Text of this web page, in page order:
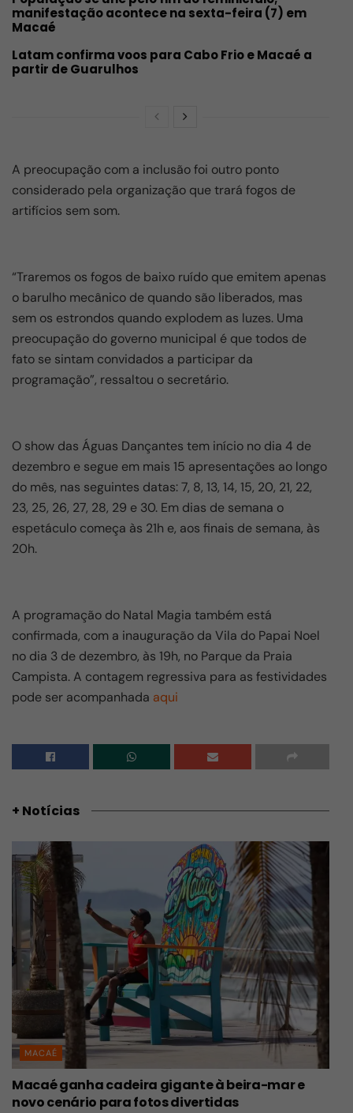
manifestação acontece na sexta-feira (7) em
Macaé
Latam confirma voos para Cabo Frio e Macaé a
partir de Guarulhos
A preocupação com a inclusão foi outro ponto
considerado pela organização que trará fogos de
artifícios sem som.
“Traremos os fogos de baixo ruído que emitem apenas
o barulho mecânico de quando são liberados, mas
sem os estrondos quando explodem as luzes. Uma
preocupação do governo municipal é que todos de
fato se sintam convidados a participar da
programação”, ressaltou o secretário.
O show das Águas Dançantes tem início no dia 4 de
dezembro e segue em mais 15 apresentações ao longo
do mês, nas seguintes datas: 7, 8, 13, 14, 15, 20, 21, 22,
23, 25, 26, 27, 28, 29 e 30. Em dias de semana o
espetáculo começa às 21h e, aos finais de semana, às
20h.
A programação do Natal Magia também está
confirmada, com a inauguração da Vila do Papai Noel
no dia 3 de dezembro, às 19h, no Parque da Praia
Campista. A contagem regressiva para as festividades
pode ser acompanhada aqui
+ Notícias
MACAÉ
Macaé ganha cadeira gigante à beira-mar e
novo cenário para fotos divertidas